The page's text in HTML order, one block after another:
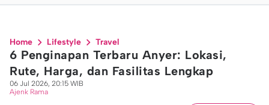
Home Lifestyle Travel
6 Penginapan Terbaru Anyer: Lokasi,
Rute, Harga, dan Fasilitas Lengkap
06 Jul 2026, 20:15 WIB
Ajenk Rama